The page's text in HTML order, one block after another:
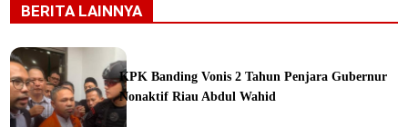
BERITA LAINNYA
KPK Banding Vonis 2 Tahun Penjara Gubernur
Nonaktif Riau Abdul Wahid